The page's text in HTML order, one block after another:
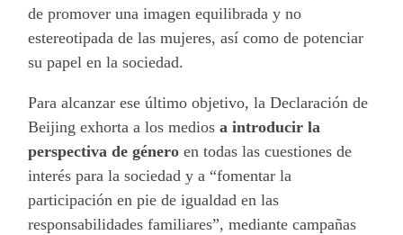
de promover una imagen equilibrada y no
estereotipada de las mujeres, así como de potenciar
su papel en la sociedad.
Para alcanzar ese último objetivo, la Declaración de
Beijing exhorta a los mediosa introducir la
perspectiva de géneroen todas las cuestiones de
interés para la sociedad y a “fomentar la
participación en pie de igualdad en las
responsabilidades familiares”, mediante campañas